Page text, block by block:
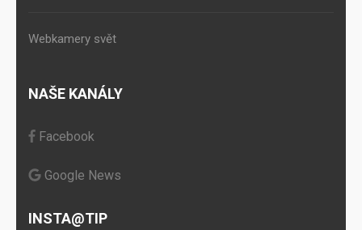
Webkamery svět
NAŠE KANÁLY
Facebook
Google News
INSTA@TIP